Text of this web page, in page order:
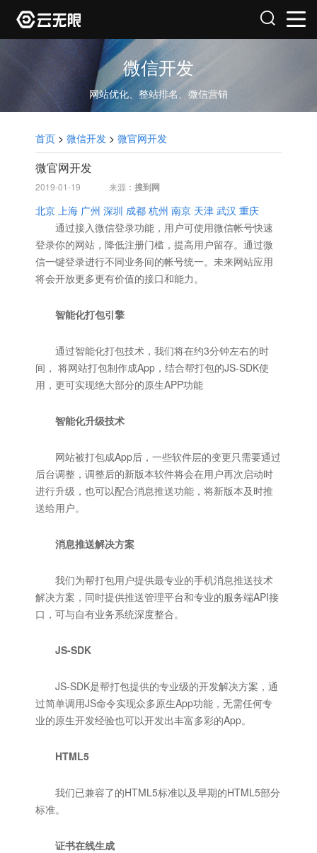
微信开发
网站优化、整站排名、微信营销
首页 > 微信开发 > 微官网开发
微官网开发
2019-01-19 来源： 搜到网
北京 上海 广州 深圳 成都 杭州 南京 天津 武汉 重庆
通过接入微信登录功能，用户可使用微信帐号快速
登录你的网站，降低注册门槛，提高用户留存。通过微
信一键登录进行不同业务间的帐号统一。未来网站应用
将会开放更多更有价值的接口和能力。
智能化打包引擎
通过智能化打包技术，我们将在约3分钟左右的时
间， 将网站打包制作成App，结合帮打包的JS-SDK使
用，更可实现绝大部分的原生APP功能
智能化升级技术
网站被打包成App后，一些软件层的变更只需要通过
后台调整，调整后的新版本软件将会在用户再次启动时
进行升级，也可以配合消息推送功能，将新版本及时推
送给用户。
消息推送解决方案
我们为帮打包用户提供最专业的手机消息推送技术
解决方案，同时提供推送管理平台和专业的服务端API接
口，可与自有业务系统深度整合。
JS-SDK
JS-SDK是帮打包提供的专业级的开发解决方案，通
过简单调用JS命令实现众多原生App功能，无需任何专
业的原生开发经验也可以开发出丰富多彩的App。
HTML5
我们已兼容了的HTML5标准以及早期的HTML5部分
标准。
证书在线生成